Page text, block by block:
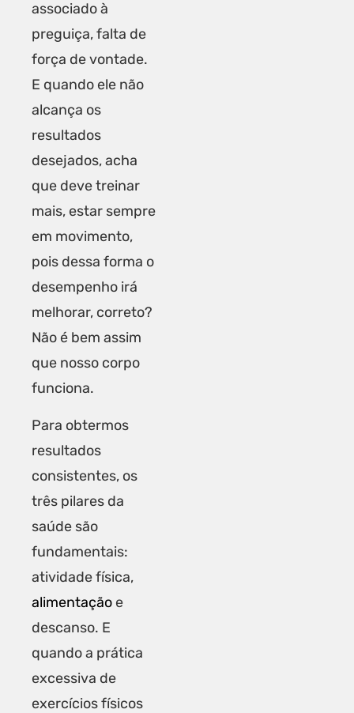
associado à
preguiça, falta de
força de vontade.
E quando ele não
alcança os
resultados
desejados, acha
que deve treinar
mais, estar sempre
em movimento,
pois dessa forma o
desempenho irá
melhorar, correto?
Não é bem assim
que nosso corpo
funciona.
Para obtermos
resultados
consistentes, os
três pilares da
saúde são
fundamentais:
atividade física,
alimentaçãoe
descanso. E
quando a prática
excessiva de
exercícios físicos